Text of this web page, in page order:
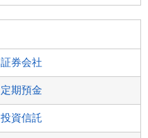
証券会社
定期預金
投資信託